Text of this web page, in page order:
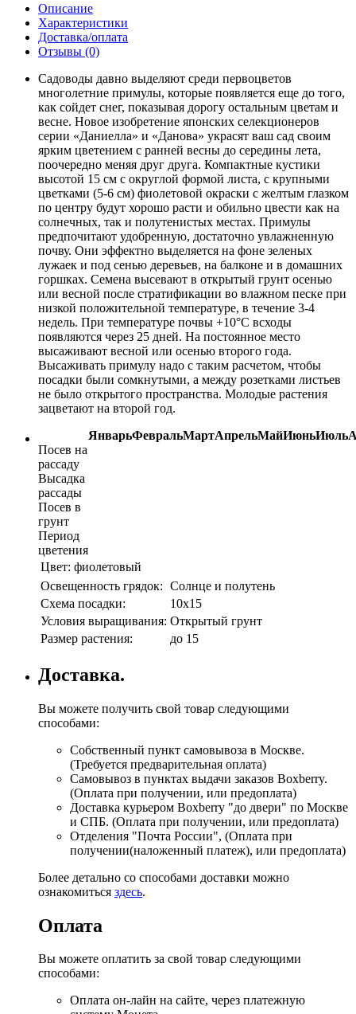
Описание
Характеристики
Доставка/оплата
Отзывы (0)
Садоводы давно выделяют среди первоцветов
многолетние примулы, которые появляется еще до того,
как сойдет снег, показывая дорогу остальным цветам и
весне. Новое изобретение японских селекционеров
серии «Даниелла» и «Данова» украсят ваш сад своим
ярким цветением с ранней весны до середины лета,
поочередно меняя друг друга. Компактные кустики
высотой 15 см с округлой формой листа, с крупными
цветками (5-6 см) фиолетовой окраски с желтым глазком
по центру будут хорошо расти и обильно цвести как на
солнечных, так и полутенистых местах. Примулы
предпочитают удобренную, достаточно увлажненную
почву. Они эффектно выделяется на фоне зеленых
лужаек и под сенью деревьев, на балконе и в домашних
горшках. Семена высевают в открытый грунт осенью
или весной после стратификации во влажном песке при
низкой положительной температуре, в течение 3-4
недель. При температуре почвы +10°С всходы
появляются через 25 дней. На постоянное место
высаживают весной или осенью второго года.
Высаживать примулу надо с таким расчетом, чтобы
посадки были сомкнутыми, а между розетками листьев
не было открытого пространства. Молодые растения
зацветают на второй год.
ЯнварьФевральМартАпрельМайИюньИюль
Посев на
рассаду
Высадка
рассады
Посев в
грунт
Период
цветения
Цвет: фиолетовый
Освещенность грядок: Солнце и полутень
Схема посадки:
10х15
Условия выращивания: Открытый грунт
Размер растения:
до 15
Доставка.
Вы можете получить свой товар следующими
способами:
Собственный пункт самовывоза в Москве.
(Требуется предварительная оплата)
Самовывоз в пунктах выдачи заказов Boxberry.
(Оплата при получении, или предоплата)
Доставка курьером Boxberry "до двери" по Москве
и СПБ. (Оплата при получении, или предоплата)
Отделения "Почта России", (Оплата при
получении(наложенный платеж), или предоплата)
Более детально со способами доставки можно
ознакомиться здесь.
Оплата
Вы можете оплатить за свой товар следующими
способами:
Оплата он-лайн на сайте, через платежную